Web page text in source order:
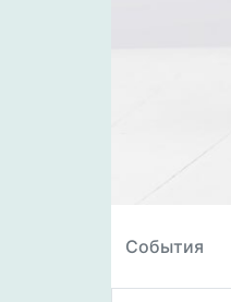
События